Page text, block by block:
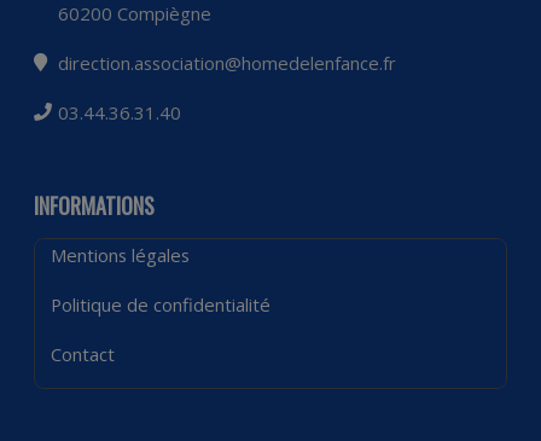
60200 Compiègne
direction.association@homedelenfance.fr
03.44.36.31.40
INFORMATIONS
Mentions légales
Politique de confidentialité
Contact